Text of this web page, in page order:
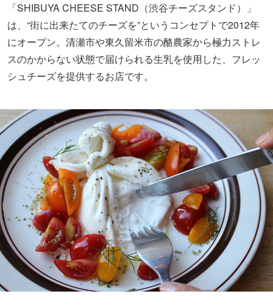
「SHIBUYA CHEESE STAND（渋谷チーズスタンド）」
は、“街に出来たてのチーズを”というコンセプトで2012年
にオープン。清瀬市や東久留米市の酪農家から極力ストレ
スのかからない状態で届けられる生乳を使用した、フレッ
シュチーズを提供するお店です。